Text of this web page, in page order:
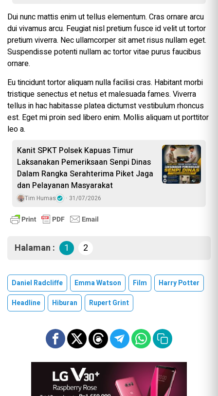
Dui nunc mattis enim ut tellus elementum. Cras ornare arcu
dui vivamus arcu. Feugiat nisl pretium fusce id velit ut tortor
pretium viverra. Nec ullamcorper sit amet risus nullam eget.
Suspendisse potenti nullam ac tortor vitae purus faucibus
ornare.
Eu tincidunt tortor aliquam nulla facilisi cras. Habitant morbi
tristique senectus et netus et malesuada fames. Viverra
tellus in hac habitasse platea dictumst vestibulum rhoncus
est. Eget mi proin sed libero enim. Mollis aliquam ut porttitor
leo a.
Kanit SPKT Polsek Kapuas Timur
Laksanakan Pemeriksaan Senpi Dinas
Dalam Rangka Serahterima Piket Jaga
dan Pelayanan Masyarakat
Tim Humas 31/07/2026
Halaman : 1 2
Daniel Radcliffe Emma Watson Film
Harry Potter
Headline
Hiburan Rupert Grint